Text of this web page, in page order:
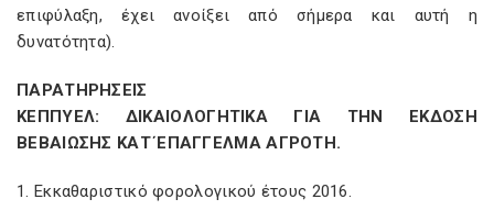
επιφύλαξη, έχει ανοίξει από σήμερα και αυτή η
δυνατότητα).
ΠΑΡΑΤΗΡΗΣΕΙΣ
ΚΕΠΠΥΕΛ: ΔΙΚΑΙΟΛΟΓΗΤΙΚΑ ΓΙΑ ΤΗΝ ΕΚΔΟΣΗ
ΒΕΒΑΙΩΣΗΣ ΚΑΤ΄ΕΠΑΓΓΕΛΜΑ ΑΓΡΟΤΗ.
1. Εκκαθαριστικό φορολογικού έτους 2016.